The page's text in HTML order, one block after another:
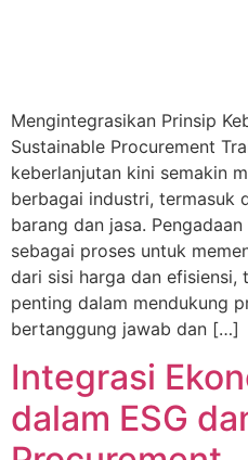
Mengintegrasikan Prinsip
Sustainable Procurement
keberlanjutan kini semakin
berbagai industri, termasuk
barang dan jasa.
sebagai proses untuk
dari sisi harga dan
penting dalam mendukung
bertanggung jawab dan […]
Integrasi
dalam ESG